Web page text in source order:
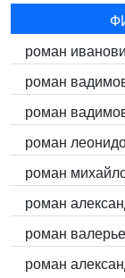
роман
роман
роман
роман
роман
роман
роман
роман